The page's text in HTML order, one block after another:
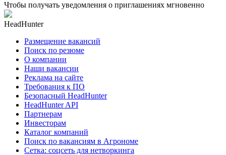
Чтобы получать уведомления о приглашениях мгновенно
HeadHunter
Размещение вакансий
Поиск по резюме
О компании
Наши вакансии
Реклама на сайте
Требования к ПО
Безопасный HeadHunter
HeadHunter API
Партнерам
Инвесторам
Каталог компаний
Поиск по вакансиям в Агрономе
Сетка: соцсеть для нетворкинга